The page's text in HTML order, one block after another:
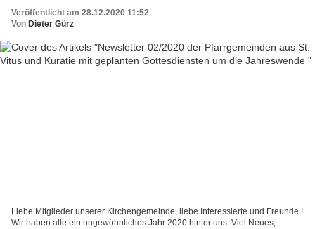
Veröffentlicht am 28.12.2020 11:52
Von Dieter Gürz
Liebe Mitglieder unserer Kirchengemeinde, liebe Interessierte und Freunde !
Wir haben alle ein ungewöhnliches Jahr 2020 hinter uns. Viel Neues,